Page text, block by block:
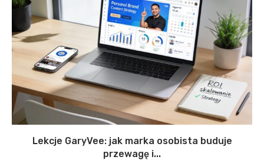
Lekcje GaryVee: jak marka osobista buduje
przewagę i...